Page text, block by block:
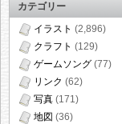
カテゴリー
イラスト (2,896)
クラフト (129)
ゲームソング (77)
リンク (62)
写真 (171)
地図 (36)